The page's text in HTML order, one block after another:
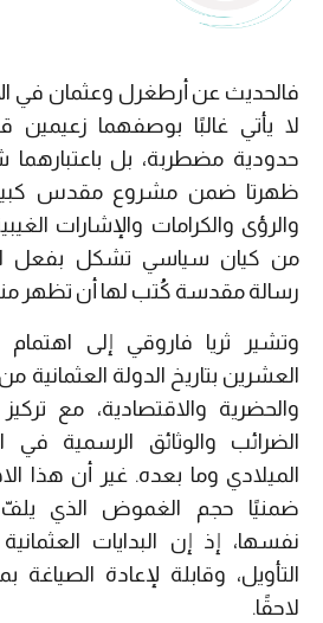
فالحديث عن أرطغرل وعثمان في
لا يأتي غالبًا بوصفهما زعيمين
حدودية مضطربة، بل باعتبارهما
ظهرتا ضمن مشروع مقدس
والرؤى والكرامات والإشارات
من كيان سياسي تشكل بفعل
رسالة مقدسة كُتب لها أن تظهر منذ
وتشير ثريا فاروقي إلى
العشرين بتاريخ الدولة العثمانية
والحضرية والاقتصادية، مع
الضرائب والوثائق الرسمية
الميلادي وما بعده. غير أن هذا
ضمنيًا حجم الغموض الذي يلفّ
نفسها، إذ إن البدايات
التأويل، وقابلة لإعادة الصياغة
لاحقًا.